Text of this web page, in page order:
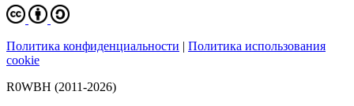
Политика конфиденциальности | Политика использования
cookie
R0WBH (2011-2026)